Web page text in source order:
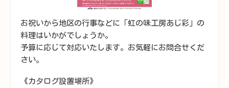
お祝いから地区の行事などに 「虹の味工房あじ彩」の
料理はいかがでしょうか。
予算に応じて対応いたします。お気軽にお問合せくだ
さい。
《カタログ設置場所》